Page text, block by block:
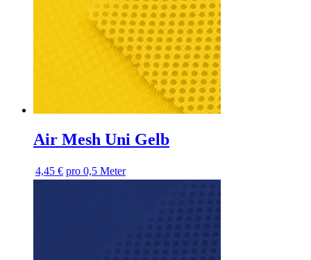
Air Mesh Uni Gelb
4,45 € pro 0,5 Meter